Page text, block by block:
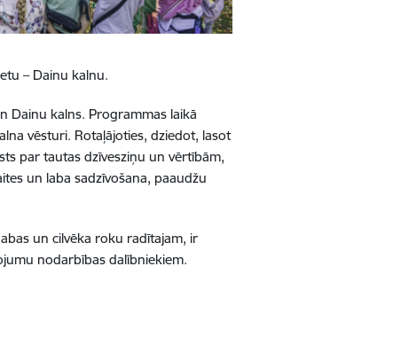
– Dainu kalnu.
Dainu kalns. Programmas laikā
vēsturi. Rotaļājoties, dziedot, lasot
par tautas dzīvesziņu un vērtībām,
un laba sadzīvošana, paaudžu
un cilvēka roku radītajam, ir
nodarbības dalībniekiem.